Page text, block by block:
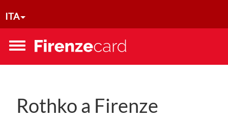
ITA
Toggle
Rothko a Firenze